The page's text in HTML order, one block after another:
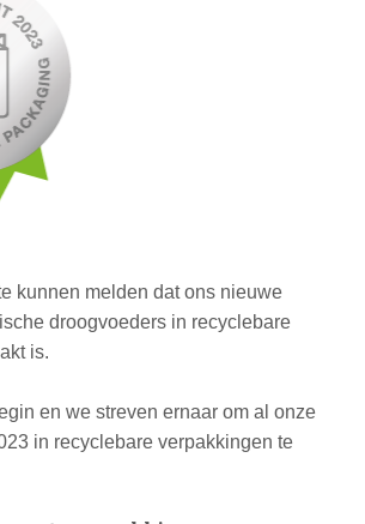
kunnen melden dat ons nieuwe
droogvoeders in recyclebare
is.
en we streven ernaar om al onze
in recyclebare verpakkingen te